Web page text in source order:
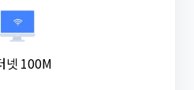
넷 100M